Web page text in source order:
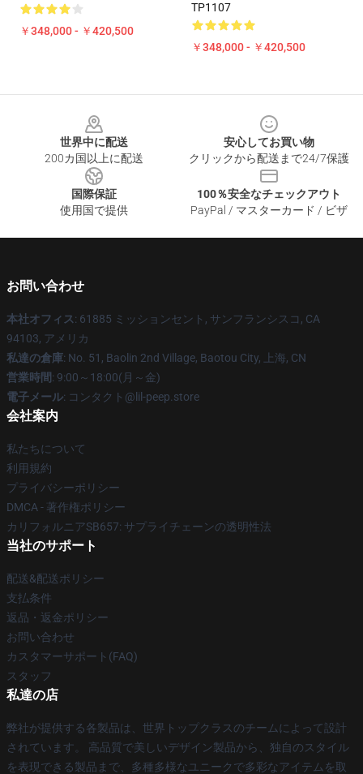
￥348,000 - ￥420,500
TP1107
￥348,000 - ￥420,500
世界中に配送
200カ国以上に配送
安心してお買い物
クリックから配送まで24/7保護
国際保証
使用国で提供
100％安全なチェックアウト
PayPal / マスターカード / ビザ
お問い合わせ
本社オフィス: 61885 ミッションセント, サンフランシスコ, CA
94103, アメリカ
私達の倉庫: No. 51, Baolin 2nd Village, Baotou City, 上海, CN
営業時間: 9:00～18:00(月～金)
電子メール: コンタクト@lil-peep.store
会社案内
私たちについて
利用規約
プライバシーポリシー
DMCA - 著作権ポリシー
カリフォルニアSB657: サプライチェーンの透明性法
当社のサポート
配送&配送ポリシー
支払条件
返品・返金ポリシー
お問い合わせ
カスタマーサポート(FAQ)
スタッフ
私達の店
弊社が提供する各製品は、世界トップクラスのチームによって設計
されています。 高品質で美しいデザイン製品から、独自のスタイル
を表現できる製品まで、多種多様なユニークで多彩なアイテムを取